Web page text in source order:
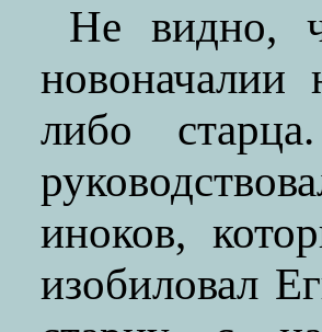
Не видно,
новоначалии
либо
иноков,
изобиловал